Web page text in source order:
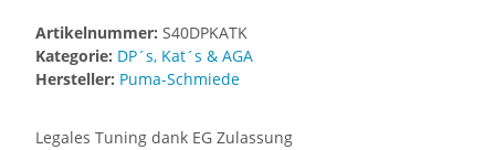
Artikelnummer: S40DPKATK
Kategorie: DP´s, Kat´s & AGA
Hersteller: Puma-Schmiede
Legales Tuning dank EG Zulassung